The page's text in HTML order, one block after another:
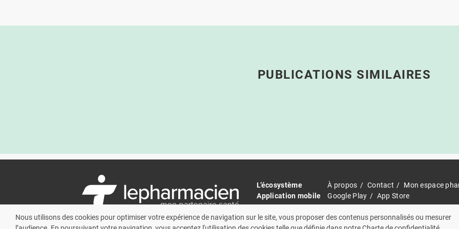
PUBLICATIONS SIMILAIRES
L’écosystème À propos Contact
Mon espace
Application mobile
Google Play
App Store
Nous utilisons des cookies pour optimiser votre expérience de navigation sur le site, vous proposer des contenus personnalisés ou mesurer